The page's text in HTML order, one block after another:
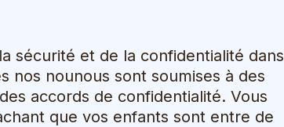
sécurité et de la confidentialité dans
nos nounous sont soumises à des
accords de confidentialité. Vous
que vos enfants sont entre de